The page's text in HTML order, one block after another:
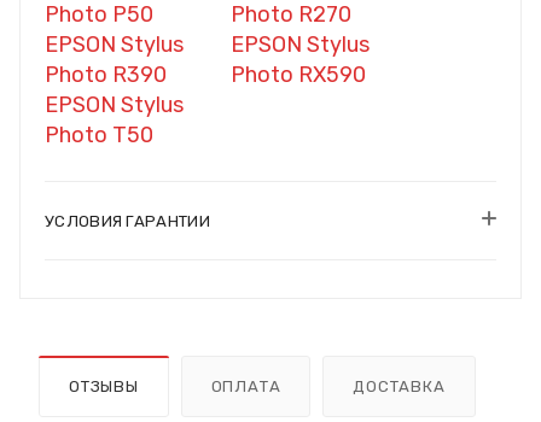
Photo P50
Photo R270
EPSON Stylus
Photo R390
EPSON Stylus
Photo RX590
EPSON Stylus
Photo T50
УСЛОВИЯ ГАРАНТИИ
ОТЗЫВЫ ОПЛАТА ДОСТАВКА